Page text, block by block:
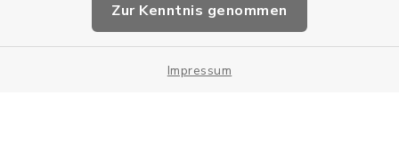
Zur Kenntnis genommen
Impressum
Impressum
Sitemap